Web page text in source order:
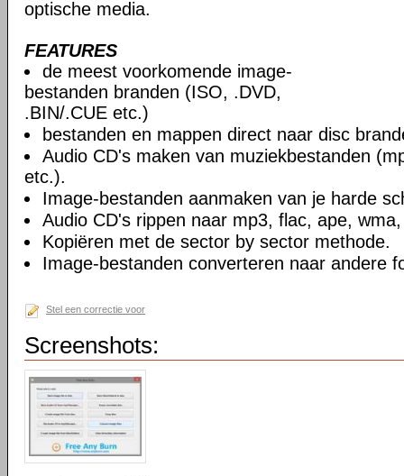
optische media.
FEATURES
de meest voorkomende image-
bestanden branden (ISO, .DVD,
.BIN/.CUE etc.)
bestanden en mappen direct naar disc
Audio CD's maken van muziekbestanden
etc.).
Image-bestanden aanmaken van je harde
Audio CD's rippen naar mp3, flac, ape,
Kopiëren met de sector by sector methode.
Image-bestanden converteren naar andere
Stel een correctie voor
Screenshots: